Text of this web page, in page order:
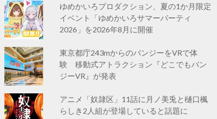
ゆめかいろプロダクション、夏の1か月限定
イベント「ゆめかいろサマーパーティ
2026」を2026年8月に開催
東京都庁243mからのバンジーをVRで体
験 移動式アトラクション『どこでもバン
ジーVR』が発表
アニメ「奴隷区」11話に月ノ美兎と樋口楓
らしき2人組が登場していると話題に